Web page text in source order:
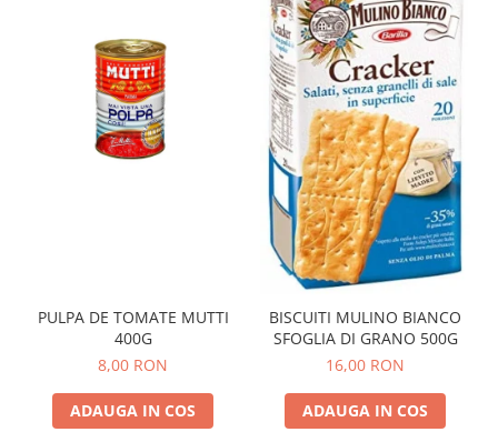
PULPA DE TOMATE MUTTI
400G
8,00 RON
ADAUGA IN COS
BISCUITI MULINO BIANCO
SFOGLIA DI GRANO 500G
16,00 RON
ADAUGA IN COS